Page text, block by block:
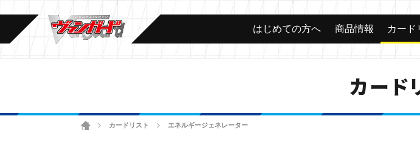
はじめての方へ 商品情報 カード
カード
ホームカードリスト エネルギージェネレーター